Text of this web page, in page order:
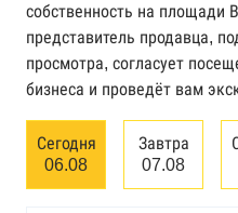
Картотека
арбитражного суда
Единый федеральный
банкротстве
собственность на площади
представитель продавца,
просмотра, согласует
бизнеса и проведёт вам
Сегодня
06.08
Завтра
07.08